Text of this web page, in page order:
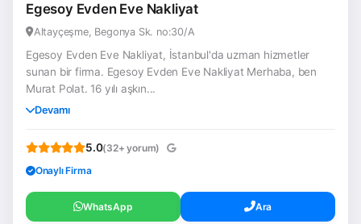
Egesoy Evden Eve Nakliyat
Altayçeşme, Begonya Sk. no:30/A
Egesoy Evden Eve Nakliyat, İstanbul'da uzman hizmetler
sunan bir firma. Egesoy Evden Eve Nakliyat Merhaba, ben
Murat Polat. 16 yılı aşkın...
Devamı
5.0(32+ yorum)
Onaylı Firma
WhatsApp Ara